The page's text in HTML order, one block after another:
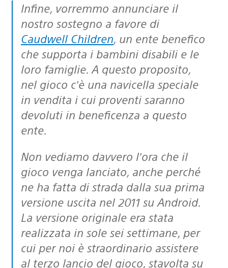
Infine, vorremmo annunciare il
nostro sostegno a favore di
Caudwell Children, un ente benefico
che supporta i bambini disabili e le
loro famiglie. A questo proposito,
nel gioco c’è una navicella speciale
in vendita i cui proventi saranno
devoluti in beneficenza a questo
ente.
Non vediamo davvero l’ora che il
gioco venga lanciato, anche perché
ne ha fatta di strada dalla sua prima
versione uscita nel 2011 su Android.
La versione originale era stata
realizzata in sole sei settimane, per
cui per noi è straordinario assistere
al terzo lancio del gioco, stavolta su